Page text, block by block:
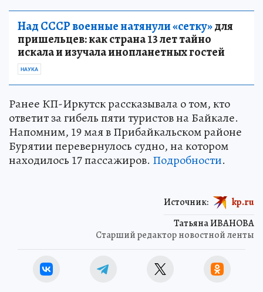
Над СССР военные натянули «сетку»для
пришельцев: как страна 13 лет тайно
искала и изучала инопланетных гостей
НАУКА
Ранее КП-Иркутск рассказывала о том, кто
ответит за гибель пяти туристов на Байкале.
Напомним, 19 мая в Прибайкальском районе
Бурятии перевернулось судно, на котором
находилось 17 пассажиров. Подробности.
Татьяна ИВАНОВА
Старший редактор новостной ленты
Источник: kp.ru